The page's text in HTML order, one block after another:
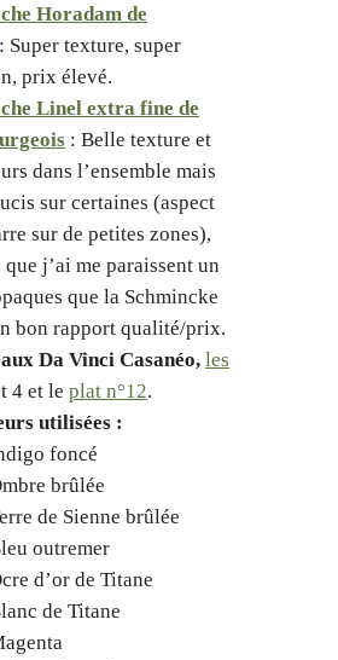
Horadam de
: Super texture, super
prix élevé.
Linel extra fine de
: Belle texture et
dans l’ensemble mais
sur certaines (aspect
sur de petites zones),
j’ai me paraissent un
que la Schmincke
bon rapport qualité/prix.
Da Vinci Casanéo, les
4 et le plat n°12.
utilisées :
foncé
brûlée
de Sienne brûlée
outremer
d’or de Titane
de Titane